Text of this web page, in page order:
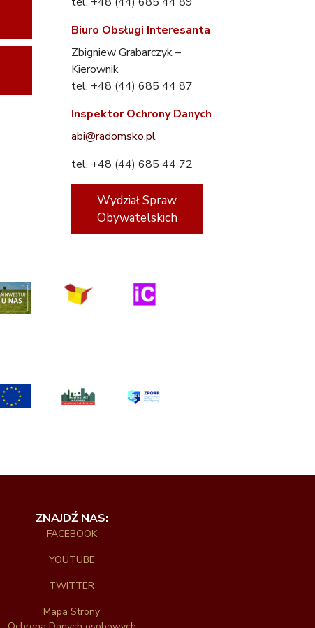
Biuro Obsługi Interesanta
Zbigniew Grabarczyk –
Kierownik
tel. +48 (44) 685 44 87
Inspektor Ochrony Danych
abi@radomsko.pl
tel. +48 (44) 685 44 72
Wydział Spraw
Obywatelskich
ZNAJDŹ NAS:
FACEBOOK
YOUTUBE
TWITTER
Mapa Strony